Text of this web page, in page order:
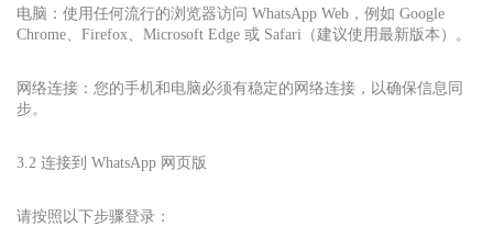
电脑：使用任何流行的浏览器访问 WhatsApp Web，例如 Google
Chrome、Firefox、Microsoft Edge 或 Safari（建议使用最新版本）。
网络连接：您的手机和电脑必须有稳定的网络连接，以确保信息同
步。
3.2 连接到 WhatsApp 网页版
请按照以下步骤登录：